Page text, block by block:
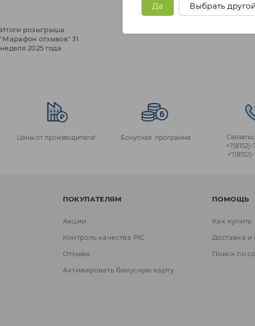
Да Выбрать другой
Итоги розыгрыша
"Марафон отзывов" 31
неделя 2025 года
Цены от производителя! Бонусная программа
ПОКУПАТЕЛЯМ
Акции
Контроль качества PIC
Отзывы
Активировать бонусную карту
ПОМОЩЬ
Как купить
Доставка и
Поиск по